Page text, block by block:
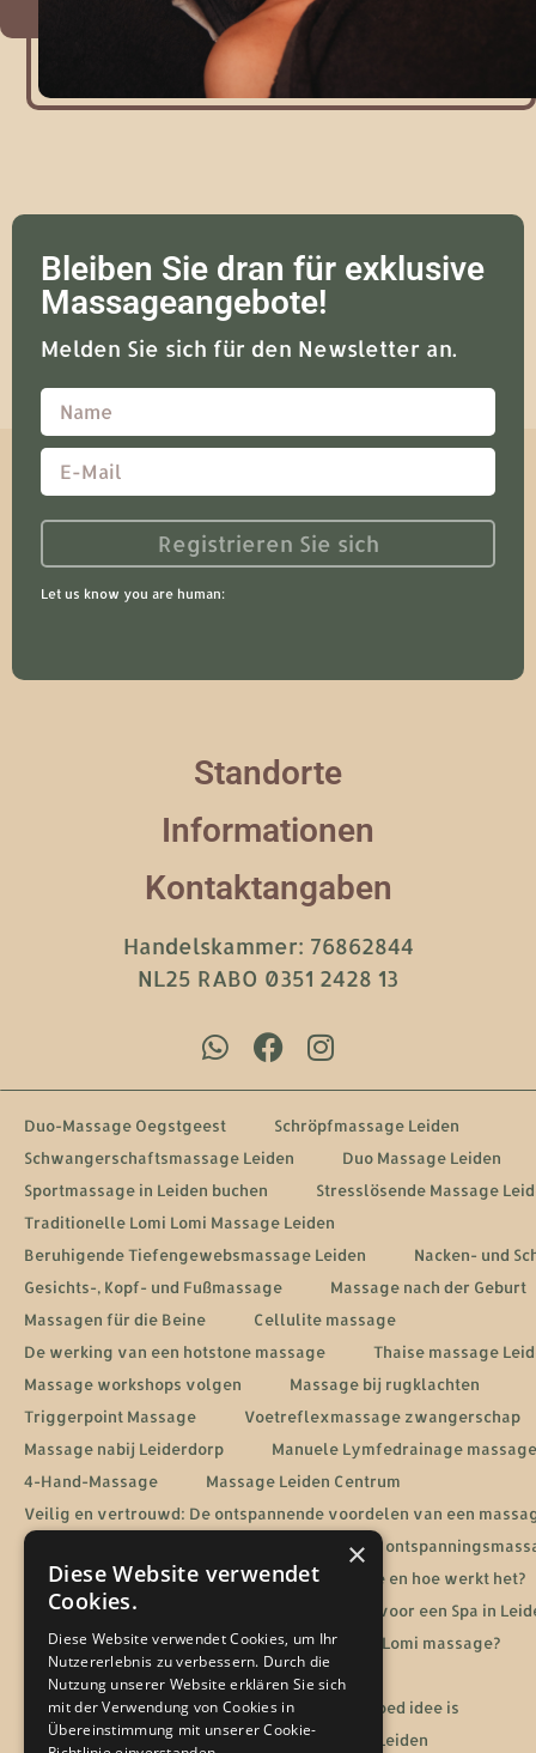
Bleiben Sie dran für exklusive
Massageangebote!
Melden Sie sich für den Newsletter an.
Registrieren Sie sich
Let us know you are human:
Standorte
Informationen
Kontaktangaben
Handelskammer: 76862844
NL25 RABO 0351 2428 13
Duo-Massage Oegstgeest
Schröpfmassage Leiden
Schwangerschaftsmassage Leiden
Duo Massage Leiden
Sportmassage in Leiden buchen
Stresslösende Massage
Traditionelle Lomi Lomi Massage Leiden
Beruhigende Tiefengewebsmassage Leiden
Nacken- und
Gesichts-, Kopf- und Fußmassage
Massage nach der Geburt
Massagen für die Beine
Cellulite massage
De werking van een hotstone massage
Thaise massage
Massage workshops volgen
Massage bij rugklachten
Triggerpoint Massage
Voetreflexmassage zwangerschap
Massage nabij Leiderdorp
Manuele Lymfedrainage massage
4-Hand-Massage
Massage Leiden Centrum
Veilig en vertrouwd: De ontspannende voordelen van een
De voordelen van aromatherapie tijdens jouw
Energetische heling: Wat is een Reiki massage en hoe werkt het?
De ultieme ontspanningservaring: Jouw gids voor een Spa in
Sportmassage in Leiden
Wat is een Lomi Lomi massage?
De rol van massage bij een burn-out herstel
Waarom een massage cadeaubon altijd een goed idee is
Jouw gids voor een ontspanningsmassage in Leiden
×
Diese Website verwendet
Cookies.
Diese Website verwendet Cookies, um Ihr
Nutzererlebnis zu verbessern. Durch die
Nutzung unserer Website erklären Sie sich
mit der Verwendung von Cookies in
Übereinstimmung mit unserer Cookie-